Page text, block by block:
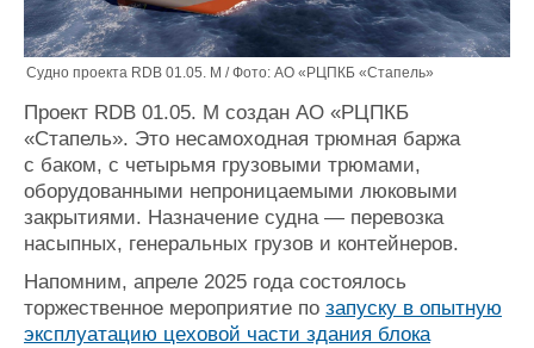
Судно проекта RDB 01.05. М / Фото: АО «РЦПКБ «Стапель»
Проект RDB 01.05. М создан АО «РЦПКБ
«Стапель». Это несамоходная трюмная баржа
с баком, с четырьмя грузовыми трюмами,
оборудованными непроницаемыми люковыми
закрытиями. Назначение судна — перевозка
насыпных, генеральных грузов и контейнеров.
Напомним, апреле 2025 года состоялось
торжественное мероприятие по запуску в опытную
эксплуатацию цеховой части здания блока